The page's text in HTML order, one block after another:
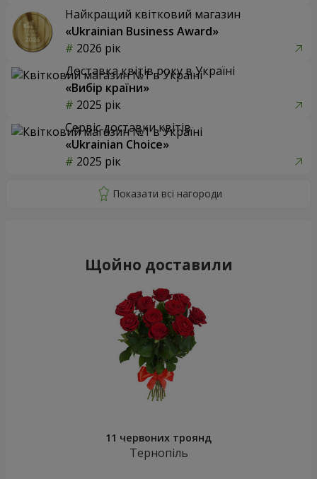
Найкращий квітковий магазин
«Ukrainian Business Award»
2026 рік
Доставка квітів року в Україні
«Вибір країни»
2025 рік
Сервіс доставки квітів
«Ukrainian Choice»
2025 рік
Щойно доставили
11 червоних троянд
Тернопіль